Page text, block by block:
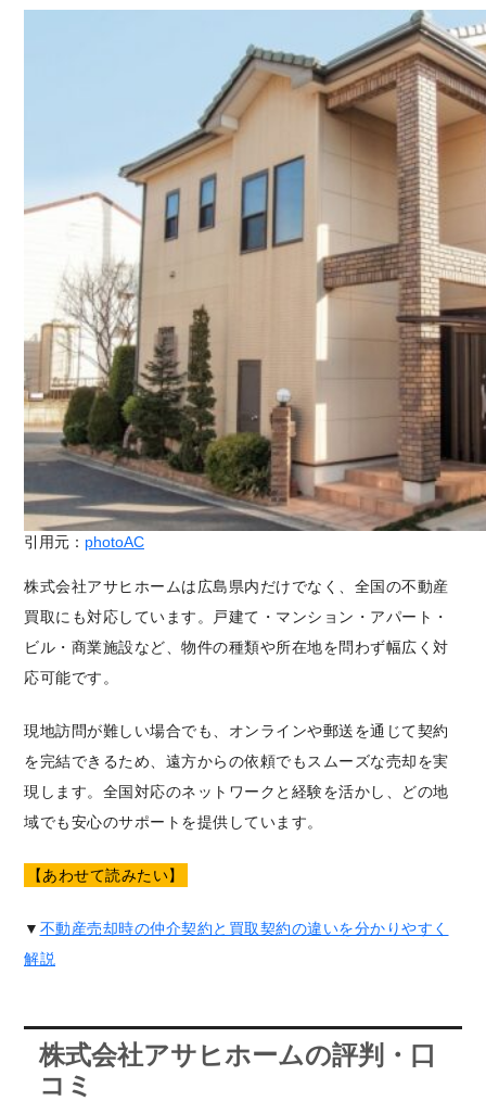
引用元： photoAC
株式会社アサヒホームは広島県内だけでなく、全国の不動産
買取にも対応しています。戸建て・マンション・アパート・
ビル・商業施設など、物件の種類や所在地を問わず幅広く対
応可能です。
現地訪問が難しい場合でも、オンラインや郵送を通じて契約
を完結できるため、遠方からの依頼でもスムーズな売却を実
現します。全国対応のネットワークと経験を活かし、どの地
域でも安心のサポートを提供しています。
【あわせて読みたい】
▼ 不動産売却時の仲介契約と買取契約の違いを分かりやすく
解説
株式会社アサヒホームの評判・口
コミ